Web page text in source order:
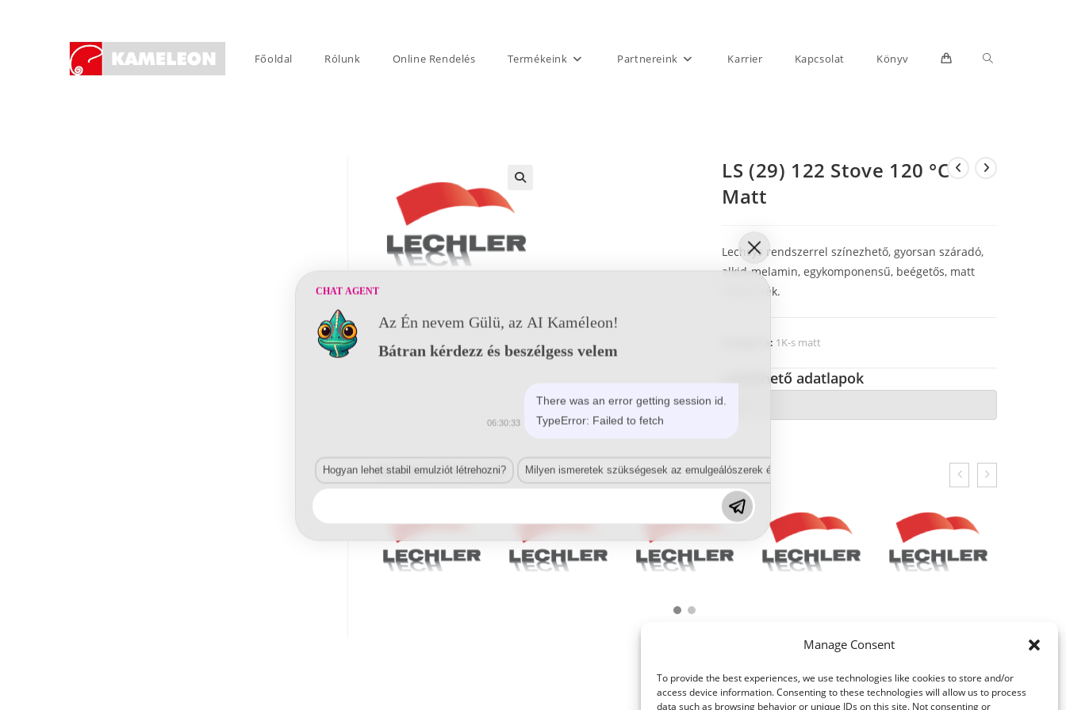
Manage Consent
To provide the best experiences, we use technologies like cookies to store and/or
access device information. Consenting to these technologies will allow us to process
data such as browsing behavior or unique IDs on this site. Not consenting or
Főoldal Rólunk Online Rendelés Termékeink Partnereink Karrier Kapcsolat Könyv Toggle
website
LS (29) 122 Stove 120 °C
Matt
Lechsys rendszerrel színezhető, gyorsan száradó,
alkid-melamin, egykomponensű, beégetős, matt
fedőfesték.
Kategória: 1K-s matt
Letölthető adatlapok
Related Products
© 2021 Kaméleon Hungary Kft. Minden jog fenntartva. All rights reserved.
CHAT AGENT
Az Én nevem Gülü, az AI Kaméleon!
Bátran kérdezz és beszélgess velem
There was an error getting session id.
TypeError: Failed to fetch
06:30:33
Hogyan lehet stabil emulziót létrehozni? Milyen ismeretek szükségesek az emulgeálószerek és diszpergálószerek terén?